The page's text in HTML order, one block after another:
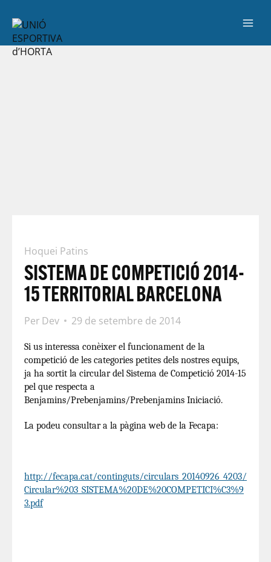
Hoquei Patins
SISTEMA DE COMPETICIÓ 2014-
15 TERRITORIAL BARCELONA
Per Dev 29 de setembre de 2014
Si us interessa conèixer el funcionament de la
competició de les categories petites dels nostres equips,
ja ha sortit la circular del Sistema de Competició 2014-15
pel que respecta a
Benjamins/Prebenjamins/Prebenjamins Iniciació.
La podeu consultar a la pàgina web de la Fecapa:
http://fecapa.cat/continguts/circulars_20140926_4203/
Circular%203_SISTEMA%20DE%20COMPETICI%C3%9
3.pdf